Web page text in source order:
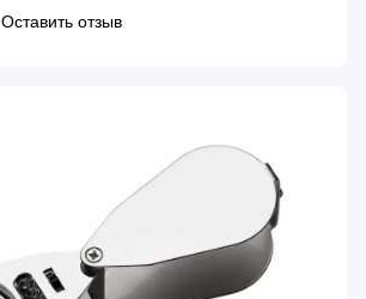
Оставить отзыв